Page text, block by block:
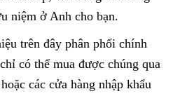
niệm ở Anh cho bạn.
trên đây phân phối chính
có thể mua được chúng qua
các cửa hàng nhập khẩu